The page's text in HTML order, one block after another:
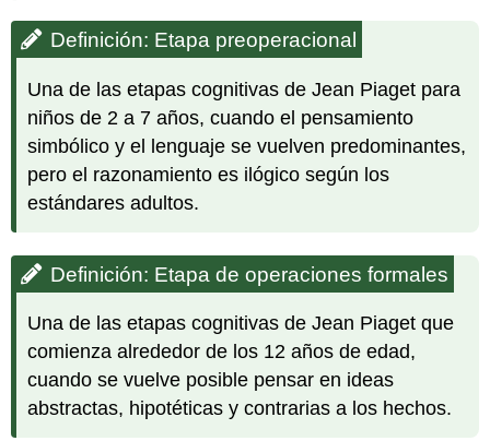
Definición: Etapa preoperacional
Una de las etapas cognitivas de Jean Piaget para
niños de 2 a 7 años, cuando el pensamiento
simbólico y el lenguaje se vuelven predominantes,
pero el razonamiento es ilógico según los
estándares adultos.
Definición: Etapa de operaciones formales
Una de las etapas cognitivas de Jean Piaget que
comienza alrededor de los 12 años de edad,
cuando se vuelve posible pensar en ideas
abstractas, hipotéticas y contrarias a los hechos.